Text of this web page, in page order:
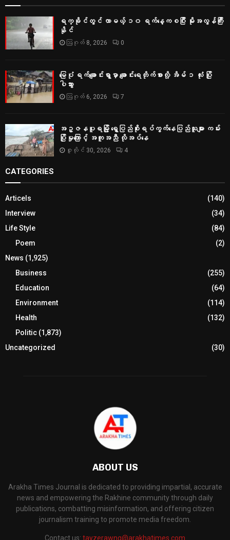
ရက္ခိုင်တွင် လာမယ့် ၁၀ ရက်နေ့ကစပြီး မိုးအလွန်ကြီး
နိုင်
ဩဂုတ် 8, 2026 0
မြေပုံ ရက်ချောင်းရွာမှာ ချောင်းရေတိုက်စားလို့ အိမ် ၁ လုံး ပြို
ပါသွား
ဩဂုတ် 6, 2026 7
အဥ္ဇနပူရမြို့ ရွှေပြည်စိုးရပ်ကွက်နေပြည်သူများ ကမ်း
ပြိုမှုကြောင့် အကူအညီ လိုအပ်နေ
ဇူလိုင် 30, 2026 4
CATEGORIES
Articels
(140)
Interview
(34)
Life Style
(84)
Poem
(2)
News (1,925)
Business
(255)
Education
(64)
Environment
(114)
Health
(132)
Politic (1,873)
Uncategorized
(30)
ABOUT US
Arakha Times Journal is dedicated to providing impartial, accurate
news and empowering the Rakhine community through daily
publications, combatting misinformation, and offering citizen
journalism training to promote media freedom.
Contact us: tayzerawng@arakhatimes.com